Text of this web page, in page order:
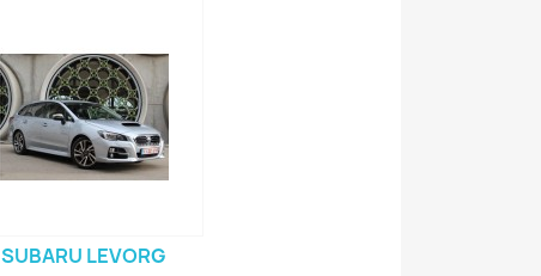
SUBARU LEVORG